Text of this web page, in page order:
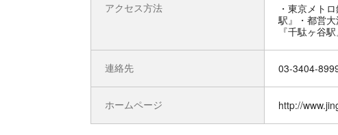
アクセス方法
・東京メト
駅』・都営
『千駄ヶ谷
連絡先 03-3404-
ホームページ http://